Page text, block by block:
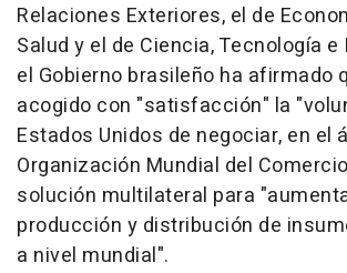
Relaciones Exteriores, el de
Salud y el de Ciencia, Tecnología
el Gobierno brasileño ha afirmado
acogido con "satisfacción" la
Estados Unidos de negociar, en el
Organización Mundial del
solución multilateral para
producción y distribución de
a nivel mundial".